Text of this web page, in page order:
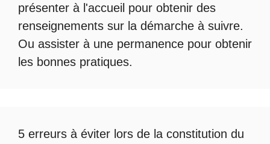
présenter à l'accueil pour obtenir des
renseignements sur la démarche à suivre.
Ou assister à une permanence pour obtenir
les bonnes pratiques.
5 erreurs à éviter lors de la constitution du